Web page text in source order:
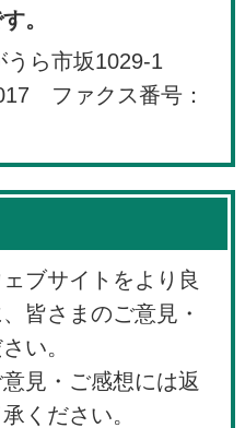
。
ら市坂1029-1
ファクス番号：
ブサイトをより良
皆さまのご意見・
い。
見・ご感想には返
ください。